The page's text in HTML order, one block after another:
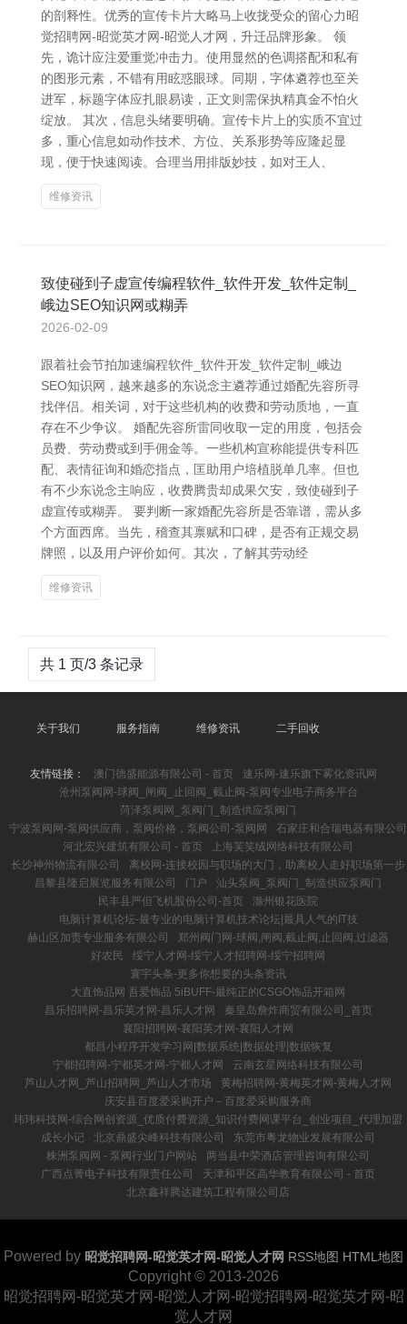
的剖释性。优秀的宣传卡片大略马上收拢受众的留心力昭
觉招聘网-昭觉英才网-昭觉人才网，升迁品牌形象。 领
先，诡计应注爱重觉冲击力。使用显然的色调搭配和私有
的图形元素，不错有用眩惑眼球。同期，字体遴荐也至关
进军，标题字体应扎眼易读，正文则需保执精真金不怕火
绽放。 其次，信息头绪要明确。宣传卡片上的实质不宜过
多，重心信息如动作技术、方位、关系形势等应隆起显
现，便于快速阅读。合理当用排版妙技，如对王人、
维修资讯
致使碰到子虚宣传编程软件_软件开发_软件定制_
峨边SEO知识网或糊弄
2026-02-09
跟着社会节拍加速编程软件_软件开发_软件定制_峨边
SEO知识网，越来越多的东说念主遴荐通过婚配先容所寻
找伴侣。相关词，对于这些机构的收费和劳动质地，一直
存在不少争议。 婚配先容所雷同收取一定的用度，包括会
员费、劳动费或到手佣金等。一些机构宣称能提供专科匹
配、表情征询和婚恋指点，匡助用户培植脱单几率。但也
有不少东说念主响应，收费腾贵却成果欠安，致使碰到子
虚宣传或糊弄。 要判断一家婚配先容所是否靠谱，需从多
个方面西席。当先，稽查其禀赋和口碑，是否有正规交易
牌照，以及用户评价如何。其次，了解其劳动经
维修资讯
共 1 页/3 条记录
关于我们 服务指南 维修资讯 二手回收
友情链接： 澳门德盛能源有限公司 - 首页
速乐网-速乐旗下雾化资讯网
沧州泵阀网-球阀_闸阀_止回阀_截止阀-泵阀专业电子商务平台
菏泽泵阀网_泵阀门_制造供应泵阀门
宁波泵阀网-泵阀供应商，泵阀价格，泵阀公司-泵阀网
石家庄和合瑞电器有限公司
河北宏兴建筑有限公司 - 首页
上海芙笑绒网络科技有限公司
长沙神州物流有限公司
离校网-连接校园与职场的大门，助离校人走好职场第一步
昌黎县隆启展览服务有限公司
门户
汕头泵阀_泵阀门_制造供应泵阀门
民丰县严但飞机股份公司-首页
滁州银花医院
电脑计算机论坛-最专业的电脑计算机技术论坛|最具人气的IT技
赫山区加责专业服务有限公司
郑州阀门网-球阀,闸阀,截止阀,止回阀,过滤器
好农民
绥宁人才网-绥宁人才招聘网-绥宁招聘网
寰宇头条-更多你想要的头条资讯
大直饰品网 吾爱饰品 5iBUFF-最纯正的CSGO饰品开箱网
昌乐招聘网-昌乐英才网-昌乐人才网
秦皇岛詹炸商贸有限公司_首页
襄阳招聘网-襄阳英才网-襄阳人才网
都昌小程序开发学习网|数据系统|数据处理|数据恢复
宁都招聘网-宁都英才网-宁都人才网
云南玄星网络科技有限公司
芦山人才网_芦山招聘网_芦山人才市场
黄梅招聘网-黄梅英才网-黄梅人才网
庆安县百度爱采购开户－百度爱采购服务商
玮玮科技网-综合网创资源_优质付费资源_知识付费网课平台_创业项目_代理加盟
成长小记
北京鼎盛尖峰科技有限公司
东莞市粤龙物业发展有限公司
株洲泵阀网 - 泵阀行业门户网站
两当县中荣酒店管理咨询有限公司
广西点菁电子科技有限责任公司
天津和平区高华教育有限公司 - 首页
北京鑫祥腾达建筑工程有限公司店
Powered by 昭觉招聘网-昭觉英才网-昭觉人才网 RSS地图 HTML地图
Copyright © 2013-2026
昭觉招聘网-昭觉英才网-昭觉人才网-昭觉招聘网-昭觉英才网-昭
觉人才网